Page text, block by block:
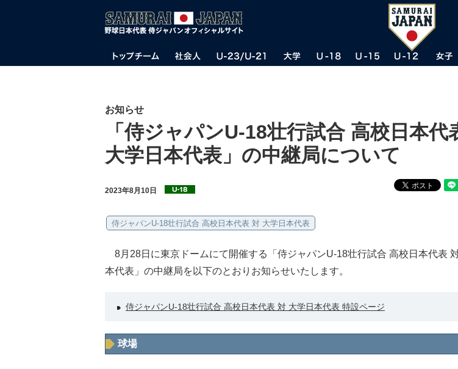
お知らせ
「侍ジャパンU-18壮行試合 高校日本代
大学日本代表」の中継局について
2023年8月10日
侍ジャパンU-18壮行試合 高校日本代表 対 大学日本代表
8月28日に東京ドームにて開催する「侍ジャパンU-18壮行試合 高校日本代表
本代表」の中継局を以下のとおりお知らせいたします。
侍ジャパンU-18壮行試合 高校日本代表 対 大学日本代表 特設ページ
球場